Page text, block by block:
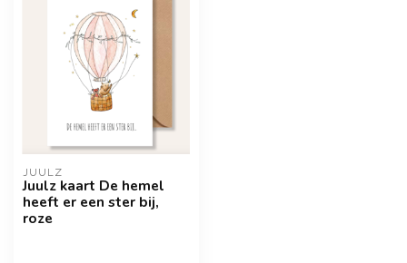
JUULZ
Juulz kaart De hemel
heeft er een ster bij,
roze